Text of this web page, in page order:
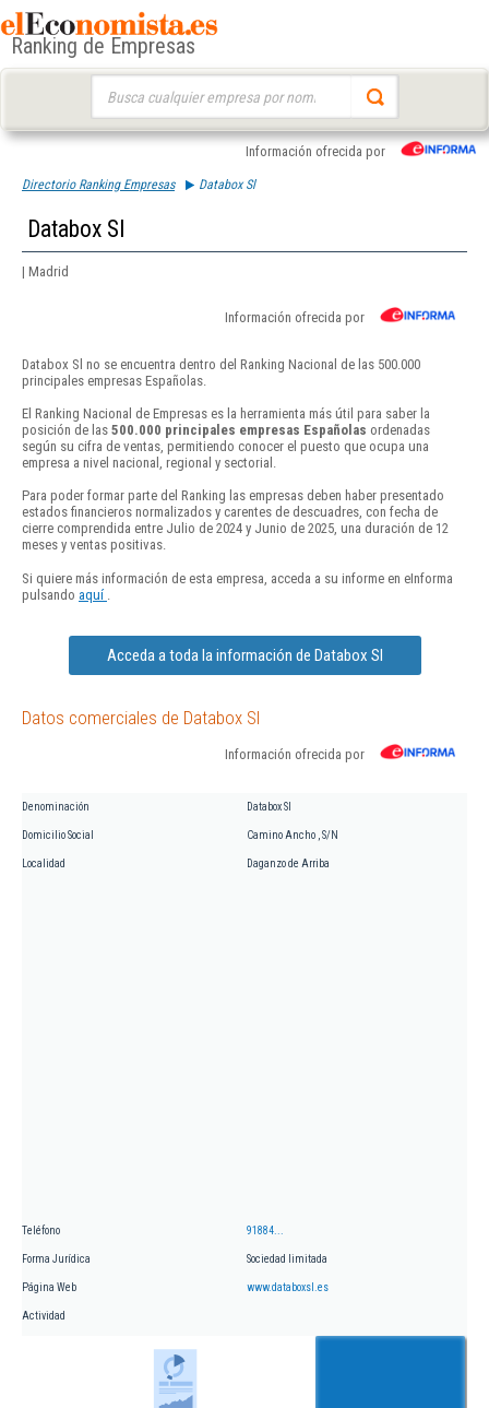
Ranking de Empresas
Información ofrecida por
Directorio Ranking Empresas Databox Sl
Databox Sl
| Madrid
Información ofrecida por
Databox Sl no se encuentra dentro del Ranking Nacional de las 500.000
principales empresas Españolas.
El Ranking Nacional de Empresas es la herramienta más útil para saber la
posición de las 500.000 principales empresas Españolas ordenadas
según su cifra de ventas, permitiendo conocer el puesto que ocupa una
empresa a nivel nacional, regional y sectorial.
Para poder formar parte del Ranking las empresas deben haber presentado
estados financieros normalizados y carentes de descuadres, con fecha de
cierre comprendida entre Julio de 2024 y Junio de 2025, una duración de 12
meses y ventas positivas.
Si quiere más información de esta empresa, acceda a su informe en eInforma
pulsando aquí
Acceda a toda la información de Databox Sl
Datos comerciales de Databox Sl
Información ofrecida por
Denominación Databox Sl
Domicilio Social Camino Ancho , S/N
Localidad Daganzo de Arriba
Teléfono 91884...
Forma Jurídica Sociedad limitada
Página Web www.databoxsl.es
Actividad